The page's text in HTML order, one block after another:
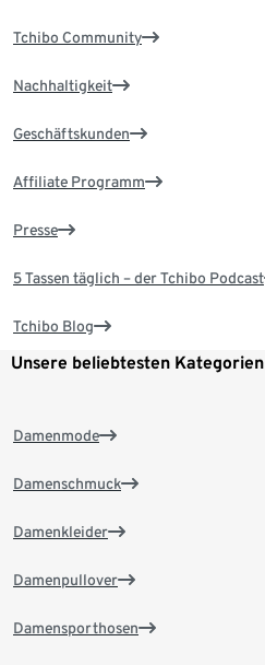
Tchibo Community
Nachhaltigkeit
Geschäftskunden
Affiliate Programm
Presse
5 Tassen täglich – der Tchibo Podcast
Tchibo Blog
Unsere beliebtesten Kategorien
Damenmode
Damenschmuck
Damenkleider
Damenpullover
Damensporthosen